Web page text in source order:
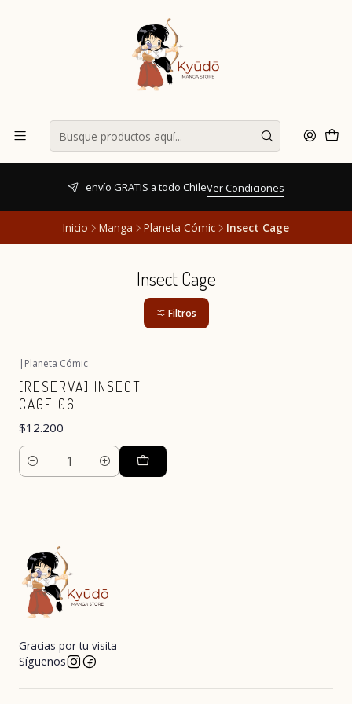
envío GRATIS a todo ChileVer Condiciones
Inicio Manga Planeta Cómic Insect Cage
Insect Cage
Filtros
| Planeta Cómic
[RESERVA] INSECT
CAGE 06
$12.200
Cantidad
Gracias por tu visita
Síguenos